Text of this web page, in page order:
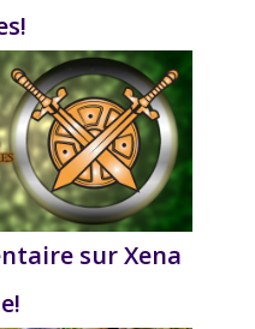
sur Xena